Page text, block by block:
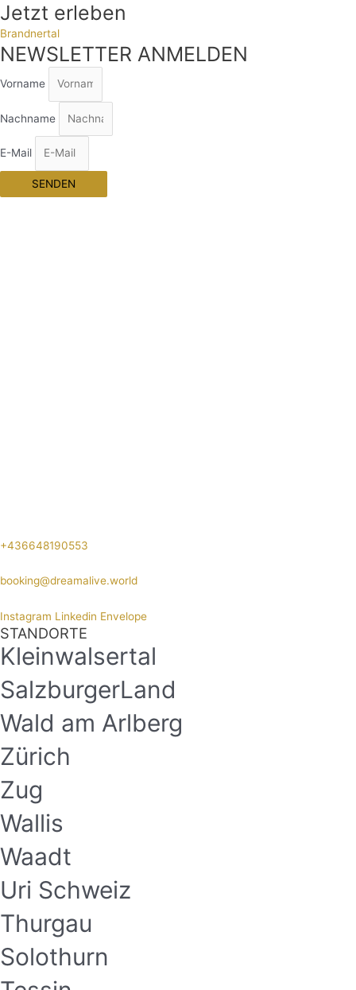
Jetzt erleben
Brandnertal
NEWSLETTER ANMELDEN
Vorname
Nachname
E-Mail
SENDEN
+436648190553
booking@dreamalive.world
Instagram Linkedin Envelope
STANDORTE
Kleinwalsertal
SalzburgerLand
Wald am Arlberg
Zürich
Zug
Wallis
Waadt
Uri Schweiz
Thurgau
Solothurn